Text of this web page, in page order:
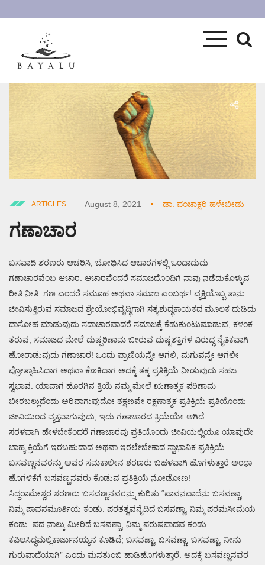
ARTICLES August 8, 2021 ಡಾ. ಪಂಚಾಕ್ಷರಿ ಹಳೇಬೀಡು
ಗಣಾಚಾರ
ಬಸವಾದಿ ಶರಣರು ಆಚರಿಸಿ, ಬೋಧಿಸಿದ ಆಚಾರಗಳಲ್ಲಿ ಒಂದಾದುದು
ಗಣಾಚಾರವೆಂಬ ಆಚಾರ. ಆಚಾರವೆಂದರೆ ಸಮಾಜದೊಂದಿಗೆ ನಾವು ನಡೆದುಕೊಳ್ಳುವ
ರೀತಿ ನೀತಿ. ಗಣ ಎಂದರೆ ಸಮೂಹ ಅಥವಾ ಸಮಾಜ ಎಂಬರ್ಥ! ವ್ಯಕ್ತಿಯೊಬ್ಬ ತಾನು
ಜೀವಿಸುತ್ತಿರುವ ಸಮಾಜದ ಶ್ರೇಯೋಭಿವೃದ್ಧಿಗಾಗಿ ಸತ್ಯಶುದ್ಧಕಾಯಕದ ಮೂಲಕ ದುಡಿದು
ದಾಸೋಹ ಮಾಡುವುದು ಸದಾಚಾರವಾದರೆ ಸಮಾಜಕ್ಕೆ ಕೆಡುಕುಂಟುಮಾಡುವ, ಕಳಂಕ
ತರುವ, ಸಮಾಜದ ಮೇಲೆ ದುಷ್ಪರಿಣಾಮ ಬೀರುವ ದುಷ್ಟಶಕ್ತಿಗಳ ವಿರುದ್ಧ ನೈತಿಕವಾಗಿ
ಹೋರಾಡುವುದು ಗಣಾಚಾರ! ಒಂದು ಪ್ರಾಣಿಯನ್ನೇ ಆಗಲಿ, ಮಗುವನ್ನೇ ಆಗಲೀ
ಪ್ರೋತ್ಸಾಹಿಸಿದಾಗ ಅಥವಾ ಕೆಣಕಿದಾಗ ಅದಕ್ಕೆ ತಕ್ಕ ಪ್ರತಿಕ್ರಿಯೆ ನೀಡುವುದು ಸಹಜ
ಸ್ವಭಾವ. ಯಾವಾಗ ಹೊರಗಿನ ಕ್ರಿಯೆ ನಮ್ಮ ಮೇಲೆ ಋಣಾತ್ಮಕ ಪರಿಣಾಮ
ಬೀರಬಲ್ಲುದೆಂದು ಅರಿವಾಗುವುದೋ ತಕ್ಷಣವೇ ರಕ್ಷಣಾತ್ಮಕ ಪ್ರತಿಕ್ರಿಯೆ ಪ್ರತಿಯೊಂದು
ಜೀವಿಯಿಂದ ವ್ಯಕ್ತವಾಗುವುದು, ಇದು ಗಣಾಚಾರದ ಕ್ರಿಯೆಯೇ ಆಗಿದೆ.
ಸರಳವಾಗಿ ಹೇಳಬೇಕೆಂದರೆ ಗಣಾಚಾರವು ಪ್ರತಿಯೊಂದು ಜೀವಿಯಲ್ಲಿಯೂ ಯಾವುದೇ
ಬಾಹ್ಯ ಕ್ರಿಯೆಗೆ ಇರಬಹುದಾದ ಅಥವಾ ಇರಲೇಬೇಕಾದ ಸ್ವಾಭಾವಿಕ ಪ್ರತಿಕ್ರಿಯೆ.
ಬಸವಣ್ಣನವರನ್ನು ಅವರ ಸಮಕಾಲೀನ ಶರಣರು ಬಹಳವಾಗಿ ಹೊಗಳುತ್ತಾರೆ ಅಂಥಾ
ಹೊಗಳಿಕೆಗೆ ಬಸವಣ್ಣನವರು ಕೊಡುವ ಪ್ರತಿಕ್ರಿಯೆ ನೋಡೋಣ!
ಸಿದ್ಧರಾಮೇಶ್ವರ ಶರಣರು ಬಸವಣ್ಣನವರನ್ನು ಕುರಿತು “ಪಾವನವಾದೆನು ಬಸವಣ್ಣಾ,
ನಿಮ್ಮ ಪಾವನಮೂರ್ತಿಯ ಕಂಡು. ಪರತತ್ವವನೈದಿದೆ ಬಸವಣ್ಣಾ, ನಿಮ್ಮ ಪರಮಸೀಮೆಯ
ಕಂಡು. ಪದ ನಾಲ್ಕು ಮೀರಿದೆ ಬಸವಣ್ಣಾ, ನಿಮ್ಮ ಪರುಷಪಾದವ ಕಂಡು
ಕಪಿಲಸಿದ್ಧಮಲ್ಲಿಕಾರ್ಜುನಯ್ಯನ ಕೂಡಿದೆ; ಬಸವಣ್ಣಾ, ಬಸವಣ್ಣಾ, ಬಸವಣ್ಣಾ, ನೀನು
ಗುರುವಾದೆಯಾಗಿ” ಎಂದು ಮನತುಂಬಿ ಹಾಡಿಹೊಗಳುತ್ತಾರೆ. ಅದಕ್ಕೆ ಬಸವಣ್ಣನವರ